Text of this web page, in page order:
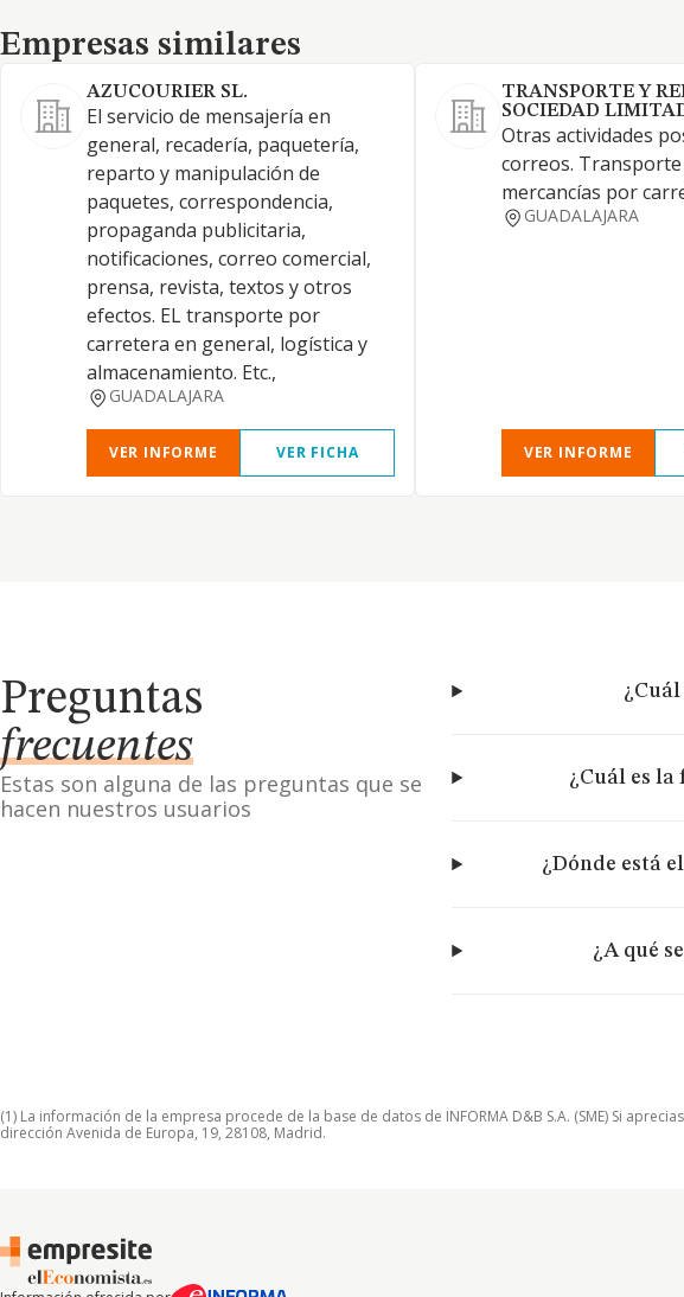
Empresas similares
Empresas similares
AZUCOURIER SL.
El servicio de mensajería en
general, recadería, paquetería,
reparto y manipulación de
paquetes, correspondencia,
propaganda publicitaria,
notificaciones, correo comercial,
prensa, revista, textos y otros
efectos. EL transporte por
carretera en general, logística y
almacenamiento. Etc.,
GUADALAJARA
VER INFORME VER FICHA
TRANSPORTE Y
SOCIEDAD
Otras actividades
correos. Transporte
mercancías por
GUADALAJARA
VER INFORME
Preguntas
frecuentes
Estas son alguna de las preguntas que se
hacen nuestros usuarios
¿Cuál es
¿Dónde está
¿A qué
(1) La información de la empresa procede de la base de datos de INFORMA D&B S.A. (SME) Si
dirección Avenida de Europa, 19, 28108, Madrid.